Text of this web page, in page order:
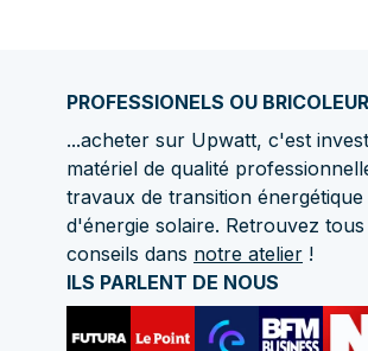
PROFESSIONELS OU
...acheter sur Upwatt, c'est
matériel de qualité
travaux de transition
d'énergie solaire. Retrouvez
conseils dans notre atelier !
ILS PARLENT DE NOUS